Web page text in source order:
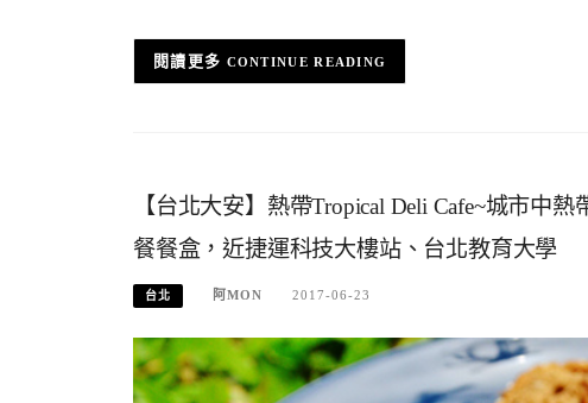
CONTINUE READING
【台北大安】熱帶Tropical Deli Cafe~城市中
餐餐盒，近捷運科技大樓站、台北教育大學
台北 阿MON 2017-06-23